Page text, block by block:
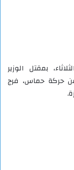
بمقتل الوزير
حركة حماس، فرج